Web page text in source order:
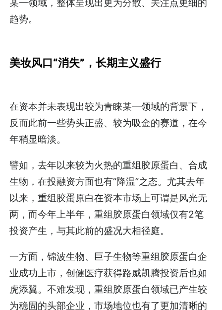
趋势。
美妆风口“消失”，长期主义盛行
在资本并未表现出较为青睐某一领域的背景下，
反而此前一些势头正盛、较为吸金的赛道，在今
年稍显暗淡。
譬如，去年以来较为火热的重组胶原蛋白、合成
生物，在投融资方面也有“降温”之态。尤其去年
以来，重组胶蛋原白在资本市场上可谓是风光无
两，而今年上半年，重组胶原蛋白领域仅有2笔
投资产生，与其此前的盛况大相径庭。
一方面，锦波生物、巨子生物等重组胶原蛋白企
业成功上市，创健医疗获得路威凯腾投资后也如
虎添翼。不难发现，重组胶原蛋白领域已产生较
为稳固的头部企业，市场地位也有了更加清晰的